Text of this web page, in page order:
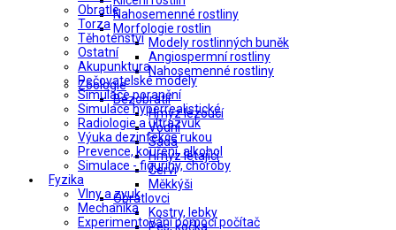
Obratle
Torza
Těhotenství
Ostatní
Akupunktura
Pečovatelské modely
Simulace poranění
Simulace hyperrealistické
Radiologie a ultrazvuk
Výuka dezinfekce rukou
Prevence, kouření, alkohol
Simulace - figuríny, choroby
Fyzika
Vlny a zvuk
Mechanika
Experimentování pomocí počítač
Nahosemenné rostliny
Morfologie rostlin
Modely rostlinných buněk
Angiospermní rostliny
Nahosemenné rostliny
Zoologie
Bezobratlí
Hmyz lezoucí
Vodní
Sada
Hmyz létající
Červi
Měkkýši
Obratlovci
Kostry, lebky
Pes, kočka